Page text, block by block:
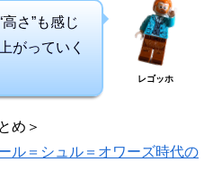
さ”も感じ
がっていく
レゴッホ
め＞
ル＝シュル＝オワーズ時代の